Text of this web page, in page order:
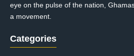
eye on the pulse of the nation,
a movement.
Categories